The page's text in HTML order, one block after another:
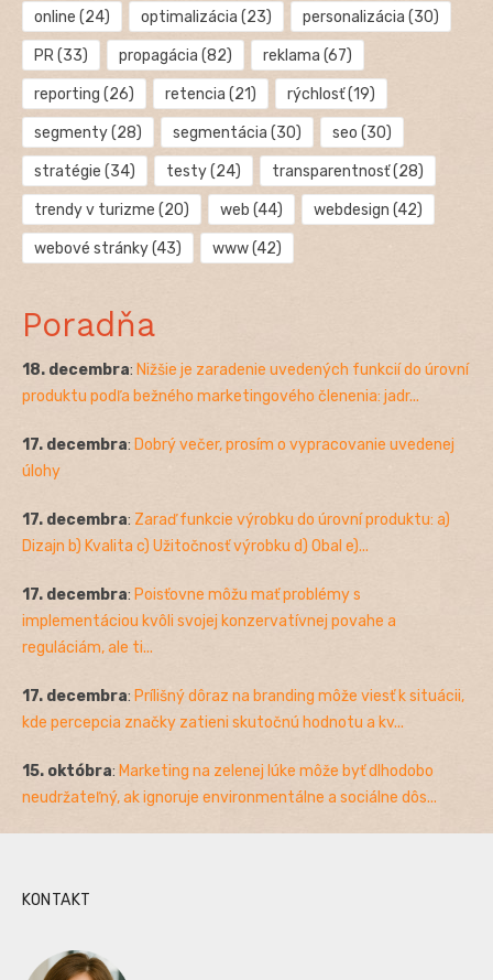
online (24) optimalizácia (23) personalizácia (30)
PR(33) propagácia (82) reklama (67)
reporting (26) retencia (21) rýchlosť(19)
segmenty(28) segmentácia (30) seo (30)
stratégie (34) testy(24) transparentnosť(28)
trendy v turizme (20) web (44) webdesign (42)
webové stránky(43) www(42)
Poradňa
18. decembra: Nižšie je zaradenie uvedených funkcií do úrovní
produktu podľa bežného marketingového členenia: jadr...
17. decembra: Dobrý večer, prosím o vypracovanie uvedenej
úlohy
17. decembra: Zaraď funkcie výrobku do úrovní produktu: a)
Dizajn b) Kvalita c) Užitočnosť výrobku d) Obal e)...
17. decembra: Poisťovne môžu mať problémy s
implementáciou kvôli svojej konzervatívnej povahe a
reguláciám, ale ti...
17. decembra: Prílišný dôraz na branding môže viesť k situácii,
kde percepcia značky zatieni skutočnú hodnotu a kv...
15. októbra: Marketing na zelenej lúke môže byť dlhodobo
neudržateľný, ak ignoruje environmentálne a sociálne dôs...
KONTAKT